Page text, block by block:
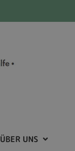
ÜBER UNS